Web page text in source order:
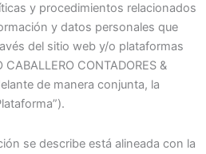
y procedimientos relacionados
y datos personales que
del sitio web y/o plataformas
CONTADORES &
de manera conjunta, la
se describe está alineada con la